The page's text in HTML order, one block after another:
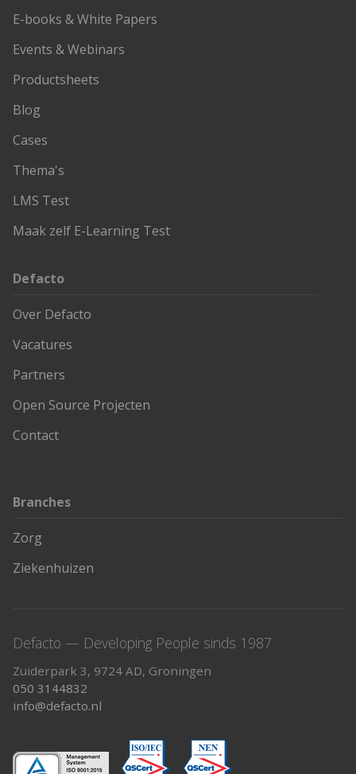
E-books & White Papers
Events & Webinars
Productsheets
Blog
Cases
Thema's
LMS Test
Maak zelf E-Learning Test
Defacto
Over Defacto
Vacatures
Partners
Open Source Projecten
Contact
Branches
Zorg
Ziekenhuizen
Defacto — Developing People sinds 1987
Zuiderpark 3, 9724 AD, Groningen
050 3144832
info@defacto.nl